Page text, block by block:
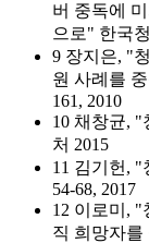
버 중독에
으로" 한국
9 장지은, "
원 사례를
161, 2010
10 채창균,
처 2015
11 김기헌, "
54-68, 2017
12 이로미, "
직 희망자를